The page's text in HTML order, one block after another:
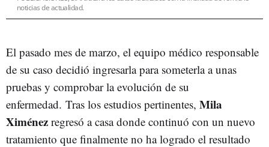
noticias de actualidad.
El pasado mes de marzo, el equipo médico responsable
de su caso decidió ingresarla para someterla a unas
pruebas y comprobar la evolución de su
enfermedad. Tras los estudios pertinentes, Mila
Ximénez regresó a casa donde continuó con un nuevo
tratamiento que finalmente no ha logrado el resultado